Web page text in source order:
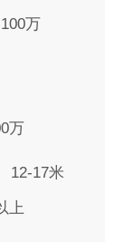
万
万
12-17米
上